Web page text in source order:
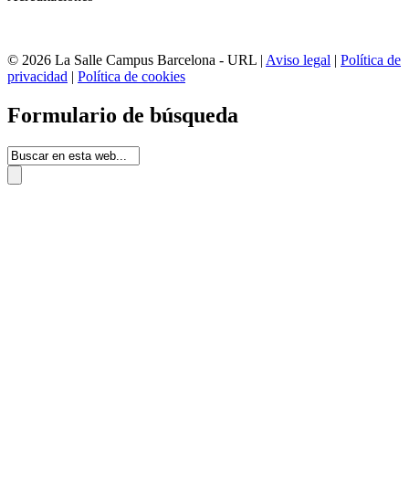
© 2026 La Salle Campus Barcelona - URL | Aviso legal | Política de
privacidad | Política de cookies
Formulario de búsqueda